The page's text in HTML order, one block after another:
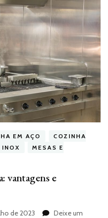
EM AÇO
COZINHA
INOX
MESAS E
vantagens e
de 2023
Deixe um